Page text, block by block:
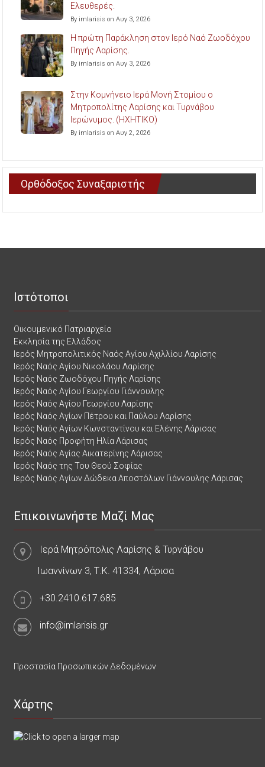
Ελευθερές.
By imlarisis on Αυγ 3, 2026
Η πρώτη Παράκληση στον Ιερό Ναό Ζωοδόχου
Πηγής Λαρίσης.
By imlarisis on Αυγ 3, 2026
Στην Κομνήνειο Ιερά Μονή Στομίου ο
Μητροπολίτης Λαρίσης και Τυρνάβου
Ιερώνυμος. (ΗΧΗΤΙΚΟ)
By imlarisis on Αυγ 2, 2026
Ορθόδοξος Συναξαριστής
Ιστότοποι
Οικουμενικό Πατριαρχείο
Εκκλησία της Ελλάδος
Ιερός Μητροπολιτικός Ναός Αγίου Αχιλλίου Λαρίσης
Ιερός Ναός Αγίου Νικολάου Λαρίσης
Ιερός Ναός Ζωοδόχου Πηγής Λαρίσης
Ιερός Ναός Αγίου Γεωργίου Γιάννουλης
Ιερός Ναός Αγίου Γεωργίου Λαρίσης
Ιερός Ναός Αγίων Πέτρου και Παύλου Λαρίσης
Ιερός Ναός Αγίων Κωνσταντίνου και Ελένης Λάρισας
Ιερός Ναός Προφήτη Ηλία Λάρισας
Ιερός Ναός Αγίας Αικατερίνης Λάρισας
Ιερός Ναός της Του Θεού Σοφίας
Ιερός Ναός Αγίων Δώδεκα Αποστόλων Γιάννουλης Λάρισας
Επικοινωνήστε Μαζί Μας
Ιερά Μητρόπολις Λαρίσης & Τυρνάβου
Ιωαννίνων 3, Τ.Κ. 41334, Λάρισα
+30.2410.617.685
info@imlarisis.gr
Προστασία Προσωπικών Δεδομένων
Χάρτης